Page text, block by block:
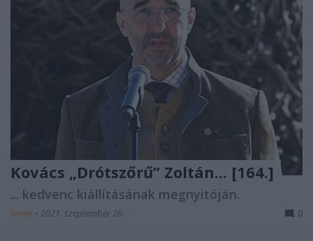
Kovács „Drótszőrű” Zoltán... [164.]
... kedvenc kiállításának megnyitóján.
amier • 2021. szeptember 26. 0